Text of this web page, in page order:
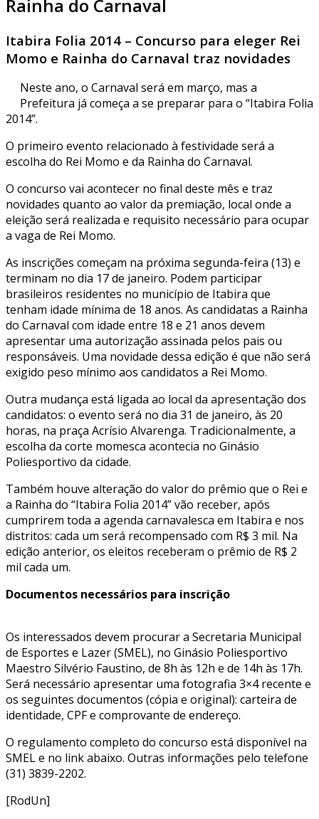
Rainha do Carnaval
Itabira Folia 2014 – Concurso para eleger Rei
Momo e Rainha do Carnaval traz novidades
Neste ano, o Carnaval será em março, mas a
Prefeitura já começa a se preparar para o “Itabira Folia
2014”.
O primeiro evento relacionado à festividade será a
escolha do Rei Momo e da Rainha do Carnaval.
O concurso vai acontecer no final deste mês e traz
novidades quanto ao valor da premiação, local onde a
eleição será realizada e requisito necessário para ocupar
a vaga de Rei Momo.
As inscrições começam na próxima segunda-feira (13) e
terminam no dia 17 de janeiro. Podem participar
brasileiros residentes no município de Itabira que
tenham idade mínima de 18 anos. As candidatas a Rainha
do Carnaval com idade entre 18 e 21 anos devem
apresentar uma autorização assinada pelos pais ou
responsáveis. Uma novidade dessa edição é que não será
exigido peso mínimo aos candidatos a Rei Momo.
Outra mudança está ligada ao local da apresentação dos
candidatos: o evento será no dia 31 de janeiro, às 20
horas, na praça Acrísio Alvarenga. Tradicionalmente, a
escolha da corte momesca acontecia no Ginásio
Poliesportivo da cidade.
Também houve alteração do valor do prêmio que o Rei e
a Rainha do “Itabira Folia 2014” vão receber, após
cumprirem toda a agenda carnavalesca em Itabira e nos
distritos: cada um será recompensado com R$ 3 mil. Na
edição anterior, os eleitos receberam o prêmio de R$ 2
mil cada um.
Documentos necessários para inscrição
Os interessados devem procurar a Secretaria Municipal
de Esportes e Lazer (SMEL), no Ginásio Poliesportivo
Maestro Silvério Faustino, de 8h às 12h e de 14h às 17h.
Será necessário apresentar uma fotografia 3×4 recente e
os seguintes documentos (cópia e original): carteira de
identidade, CPF e comprovante de endereço.
O regulamento completo do concurso está disponível na
SMEL e no link abaixo. Outras informações pelo telefone
(31) 3839-2202.
[RodUn]